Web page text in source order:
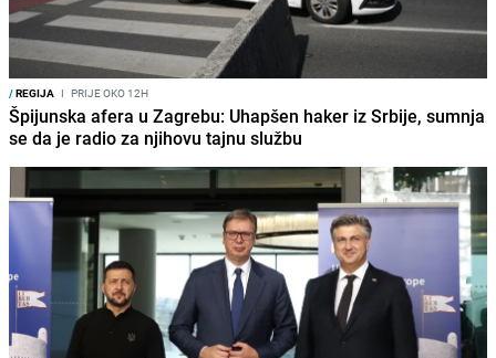
/REGIJA I PRIJE OKO 12H
Špijunska afera u Zagrebu: Uhapšen haker iz Srbije, sumnja
se da je radio za njihovu tajnu službu